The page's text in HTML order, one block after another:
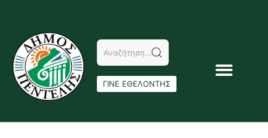
ΓΙΝΕ ΕΘΕΛΟΝΤΗΣ